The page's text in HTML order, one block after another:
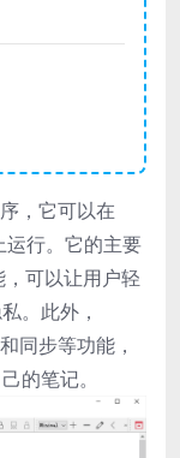
，它可以在
行。它的主要
可以让用户轻
。此外，
同步等功能，
的笔记。